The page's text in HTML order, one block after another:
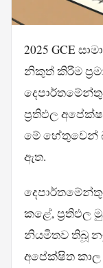
2025 GCE
නිකුත් කිරීම
ප්‍රතිඵල
මේ හේතුවෙන්
ඇත.
කළේ, ප්‍රතිඵල
නියමිතව තිබූ
අපේක්ෂිත